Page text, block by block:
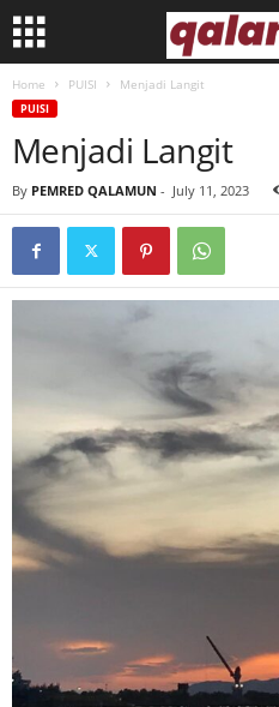
Home PUISI Menjadi Langit
PUISI
Menjadi Langit
By PEMRED QALAMUN - July 11, 2023